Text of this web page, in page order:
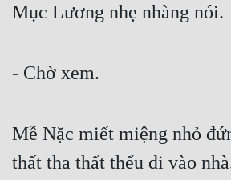
Mục Lương nhẹ nhàng nói.
- Chờ xem.
Mễ Nặc miết miệng nhỏ
thất tha thất thểu đi vào